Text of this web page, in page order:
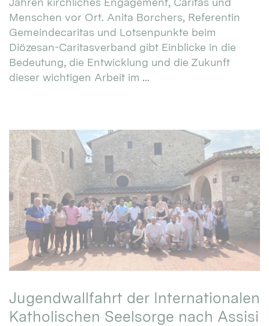
Menschen vor Ort. Anita Borchers, Referentin
Gemeindecaritas und Lotsenpunkte beim
Diözesan-Caritasverband gibt Einblicke in die
Bedeutung, die Entwicklung und die Zukunft
dieser wichtigen Arbeit im ...
Jugendwallfahrt der Internationalen
Katholischen Seelsorge nach Assisi